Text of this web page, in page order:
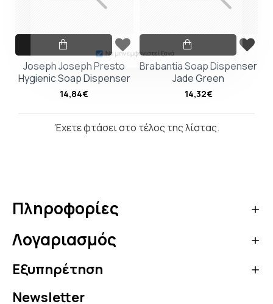
Να μην εμφανιστεί ξανά
Joseph Joseph Presto
Hygienic Soap Dispenser
14,84€
Brabantia Soap Dispenser
Jade Green
14,32€
Έχετε φτάσει στο τέλος της λίστας.
Πληροφορίες
Λογαριασμός
Εξυπηρέτηση
Newsletter